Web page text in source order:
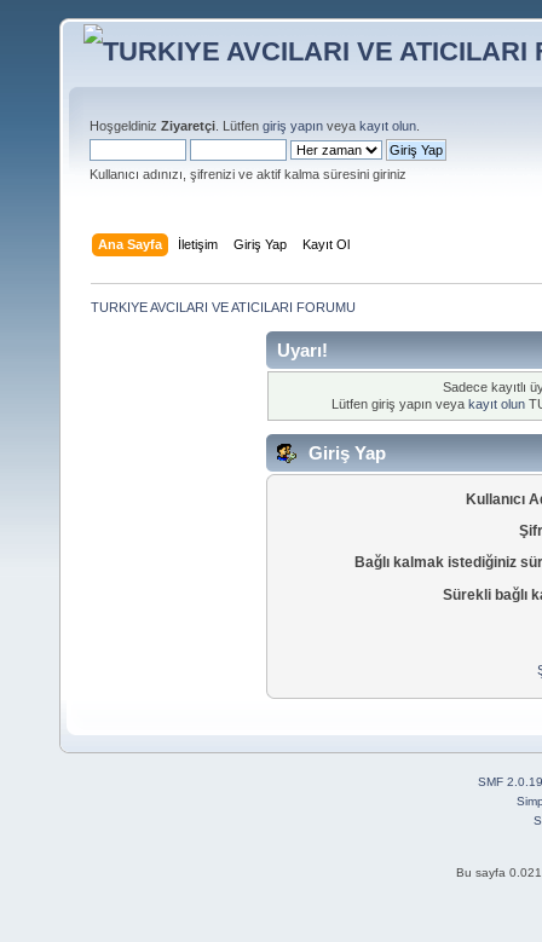
Hoşgeldiniz Ziyaretçi . Lütfen giriş yapın veya kayıt olun
Kullanıcı adınızı, şifrenizi ve aktif kalma süresini giriniz
Ana Sayfa İletişim Giriş Yap Kayıt Ol
TURKIYE AVCILARI VE ATICILARI FORUMU
Uyarı!
Sadece kayıtlı
Lütfen giriş yapın veya kayıt olun
Giriş Yap
Kullanıcı
Bağlı kalmak istediğiniz
Sürekli bağlı
SMF 2.0.19
Bu sayfa